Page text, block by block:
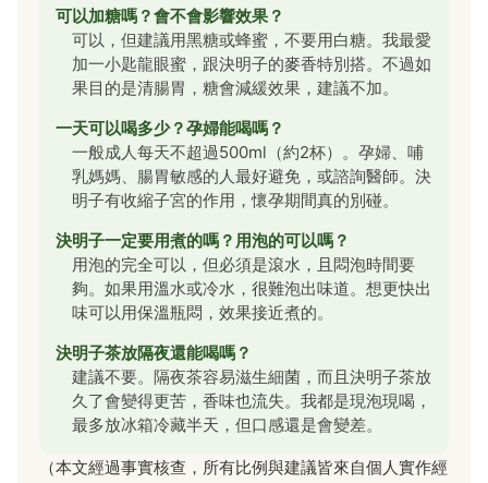
可以加糖嗎？會不會影響效果？
可以，但建議用黑糖或蜂蜜，不要用白糖。我最愛
加一小匙龍眼蜜，跟決明子的麥香特別搭。不過如
果目的是清腸胃，糖會減緩效果，建議不加。
一天可以喝多少？孕婦能喝嗎？
一般成人每天不超過500ml（約2杯）。孕婦、哺
乳媽媽、腸胃敏感的人最好避免，或諮詢醫師。決
明子有收縮子宮的作用，懷孕期間真的別碰。
決明子一定要用煮的嗎？用泡的可以嗎？
用泡的完全可以，但必須是滾水，且悶泡時間要
夠。如果用溫水或冷水，很難泡出味道。想更快出
味可以用保溫瓶悶，效果接近煮的。
決明子茶放隔夜還能喝嗎？
建議不要。隔夜茶容易滋生細菌，而且決明子茶放
久了會變得更苦，香味也流失。我都是現泡現喝，
最多放冰箱冷藏半天，但口感還是會變差。
（本文經過事實核查，所有比例與建議皆來自個人實作經